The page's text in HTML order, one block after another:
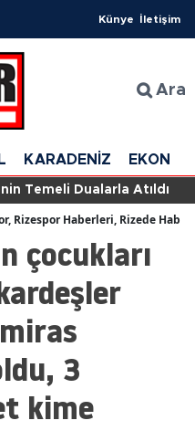
Künye İletişim
Ara
KARADENİZ
Temeli Dualarla Atıldı
Rizespor Haberleri, Rizede
çocukları
3
kime